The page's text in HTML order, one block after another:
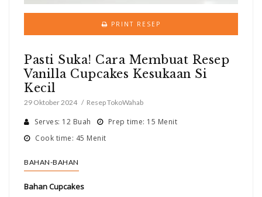
PRINT RESEP
Pasti Suka! Cara Membuat Resep
Vanilla Cupcakes Kesukaan Si
Kecil
29 Oktober 2024 Resep TokoWahab
Serves: 12 Buah
Prep time: 15 Menit
Cook time: 45 Menit
BAHAN-BAHAN
Bahan Cupcakes